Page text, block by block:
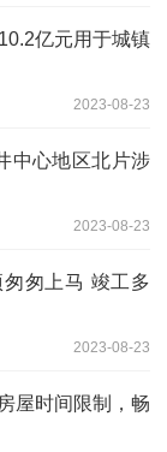
亿元用于城镇
2023-08-23
中心地区北片涉
2023-08-23
匆上马 竣工多
2023-08-23
屋时间限制，畅